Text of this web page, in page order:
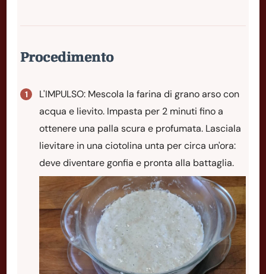
Procedimento
L'IMPULSO: Mescola la farina di grano arso con
acqua e lievito. Impasta per 2 minuti fino a
ottenere una palla scura e profumata. Lasciala
lievitare in una ciotolina unta per circa un'ora:
deve diventare gonfia e pronta alla battaglia.